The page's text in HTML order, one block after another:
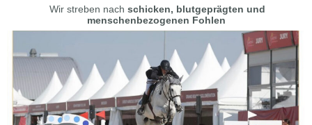
Wir streben nach schicken, blutgeprägten und
menschenbezogenen Fohlen